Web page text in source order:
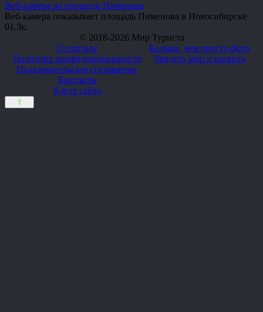
Веб-камера на площади Пименова
Веб-камера показывает площадь Пименова в Новосибирске
01.3к.
© 2018-2026 Мир Туриста
О портале
Политика конфиденциальности
Пользовательское соглашение
Контакты
Карта сайта
Больше, чем просто фото
Увидеть мир и выжить